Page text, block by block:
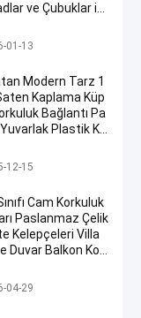
ve Çubuklar içi
Çelik Kulplar
01-13
Modern Tarz 1
Kaplama Küp
Bağlantı Pa
Plastik Ko
Güvertesi için
Çelik Kulplar
12-15
Cam Korkuluk
Paslanmaz Çelik
Kelepçeleri Villa
Duvar Balkon Kor
Çekme Kolları
04-29